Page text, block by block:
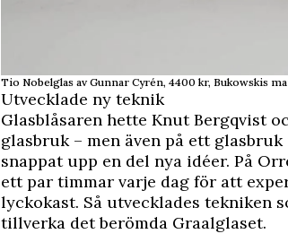
Tio Nobelglas av Gunnar Cyrén, 4400 kr, Bukowskis
Utvecklade ny teknik
Glasblåsaren hette Knut Bergqvist
glasbruk – men även på ett
snappat upp en del nya idéer. På
ett par timmar varje dag för att
lyckokast. Så utvecklades tekniken
tillverka det berömda Graalglaset.